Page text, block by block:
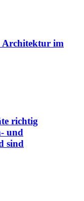
Architektur im
richtig
und
sind